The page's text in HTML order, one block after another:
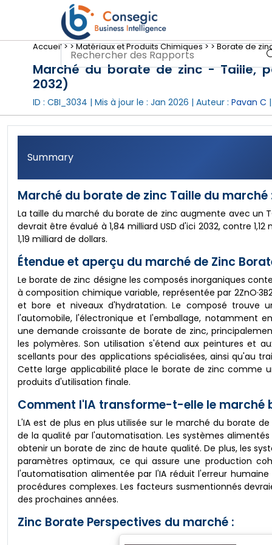
Accueil >>Matériaux et Produits Chimiques >>Borate de
Marché du borate de zinc - Taille,
2032)
ID : CBI_3034 | Mis à jour le : Jan 2026 | Auteur : Pavan C
Summary
Marché du borate de zinc Taille du marché
La taille du marché du borate de zinc augmente avec un
devrait être évalué à 1,84 milliard USD d'ici 2032, contre
1,19 milliard de dollars.
Étendue et aperçu du marché de Zinc
Le borate de zinc désigne les composés inorganiques
à composition chimique variable, représentée par
et bore et niveaux d'hydratation. Le composé trouve
l'automobile, l'électronique et l'emballage, notamment
une demande croissante de borate de zinc,
les polymères. Son utilisation s'étend aux peintures et
scellants pour des applications spécialisées, ainsi qu'au
Cette large applicabilité place le borate de zinc comme
produits d'utilisation finale.
Comment l'IA transforme-t-elle le marché
L'IA est de plus en plus utilisée sur le marché du borate
de la qualité par l'automatisation. Les systèmes
obtenir un borate de zinc de haute qualité. De plus, les
paramètres optimaux, ce qui assure une production
l'automatisation alimentée par l'IA réduit l'erreur
procédures complexes. Les facteurs susmentionnés
des prochaines années.
Zinc Borate Perspectives du marché :